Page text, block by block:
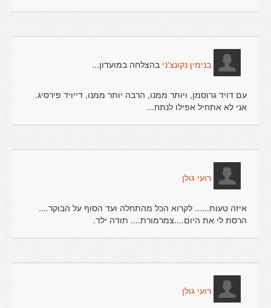
בנימין נקונצ'ני בהצלחה במועדון...
עם דויד גרוסמן, ויותר ממנו, הרבה יותר ממנו, דייויד פירסיג.
אני לא אתחיל אפילו לנתח...
רועי גולן
איזה טעות...... לקרוא הכל מהתחלה ועד הסוף על הבוקר....
הרסת לי את היום....צמרמורת.... תודה ילד.
רועי גולן